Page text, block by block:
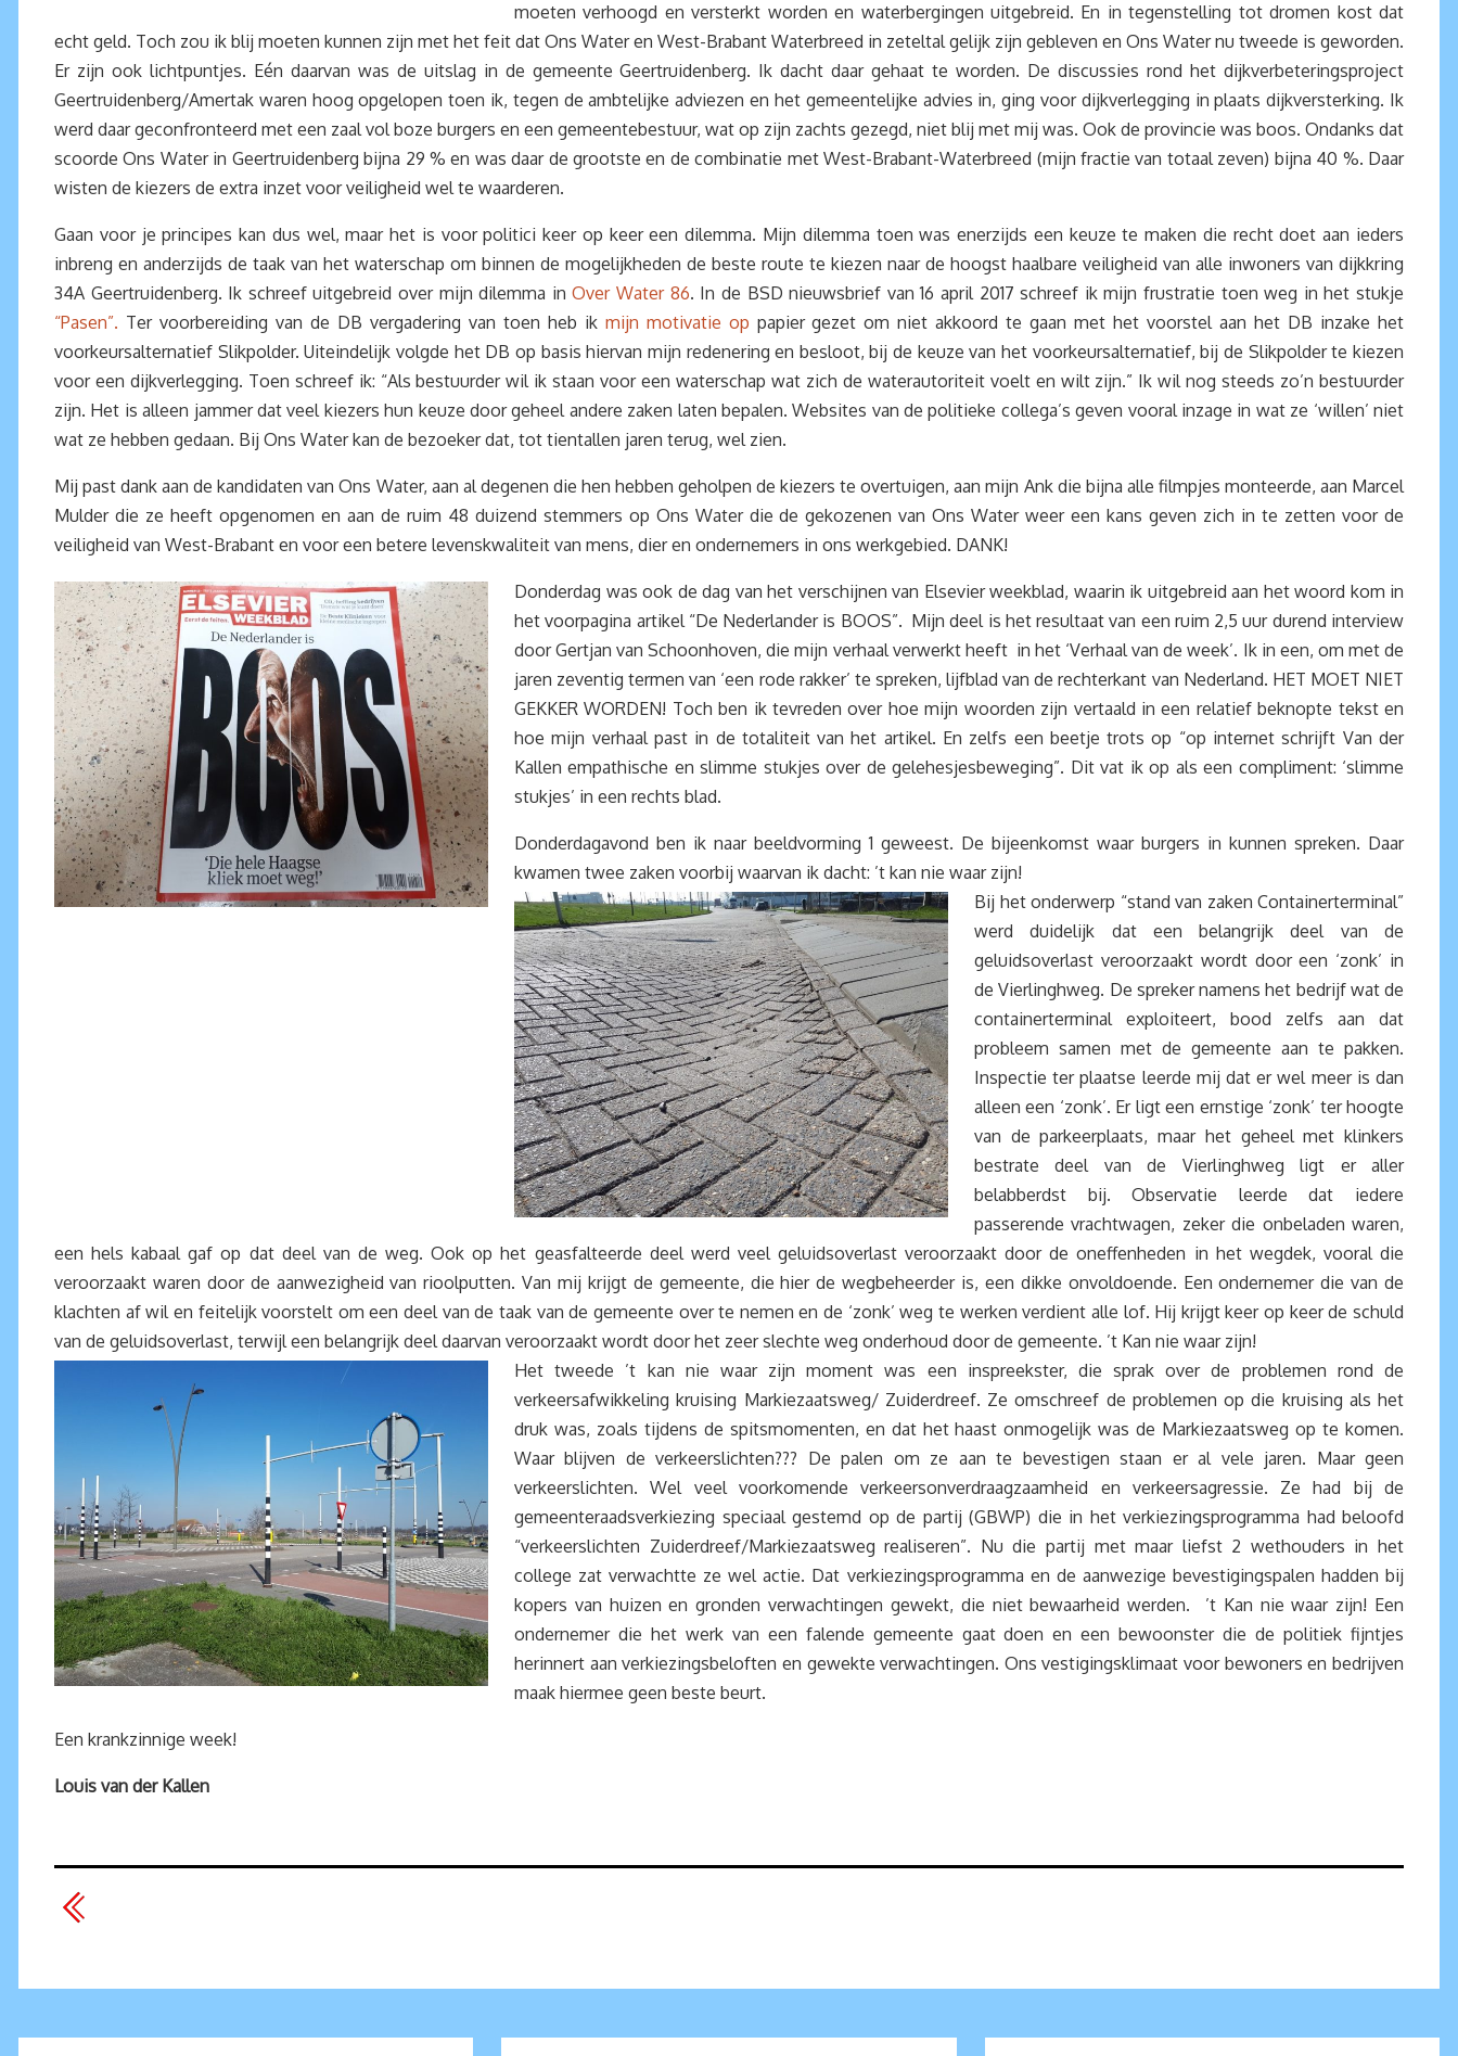
moeten verhoogd en versterkt worden en waterbergingen uitgebreid. En in tegenstelling tot dromen kost dat
echt geld. Toch zou ik blij moeten kunnen zijn met het feit dat Ons Water en West-Brabant Waterbreed in zeteltal gelijk zijn gebleven en Ons Water nu tweede is geworden.
Er zijn ook lichtpuntjes. Eén daarvan was de uitslag in de gemeente Geertruidenberg. Ik dacht daar gehaat te worden. De discussies rond het dijkverbeteringsproject
Geertruidenberg/Amertak waren hoog opgelopen toen ik, tegen de ambtelijke adviezen en het gemeentelijke advies in, ging voor dijkverlegging in plaats dijkversterking. Ik
werd daar geconfronteerd met een zaal vol boze burgers en een gemeentebestuur, wat op zijn zachts gezegd, niet blij met mij was. Ook de provincie was boos. Ondanks dat
scoorde Ons Water in Geertruidenberg bijna 29 % en was daar de grootste en de combinatie met West-Brabant-Waterbreed (mijn fractie van totaal zeven) bijna 40 %. Daar
wisten de kiezers de extra inzet voor veiligheid wel te waarderen.
Gaan voor je principes kan dus wel, maar het is voor politici keer op keer een dilemma. Mijn dilemma toen was enerzijds een keuze te maken die recht doet aan ieders
inbreng en anderzijds de taak van het waterschap om binnen de mogelijkheden de beste route te kiezen naar de hoogst haalbare veiligheid van alle inwoners van dijkkring
34A Geertruidenberg. Ik schreef uitgebreid over mijn dilemma inOver Water 86. In de BSD nieuwsbrief van 16 april 2017 schreef ik mijn frustratie toen weg in het stukje
“Pasen”. Ter voorbereiding van de DB vergadering van toen heb ikmijn motivatie op papier gezet om niet akkoord te gaan met het voorstel aan het DB inzake het
voorkeursalternatief Slikpolder. Uiteindelijk volgde het DB op basis hiervan mijn redenering en besloot, bij de keuze van het voorkeursalternatief, bij de Slikpolder te kiezen
voor een dijkverlegging. Toen schreef ik: “Als bestuurder wil ik staan voor een waterschap wat zich de waterautoriteit voelt en wilt zijn.” Ik wil nog steeds zo’n bestuurder
zijn. Het is alleen jammer dat veel kiezers hun keuze door geheel andere zaken laten bepalen. Websites van de politieke collega’s geven vooral inzage in wat ze ‘willen’ niet
wat ze hebben gedaan. Bij Ons Water kan de bezoeker dat, tot tientallen jaren terug, wel zien.
Mij past dank aan de kandidaten van Ons Water, aan al degenen die hen hebben geholpen de kiezers te overtuigen, aan mijn Ank die bijna alle filmpjes monteerde, aan Marcel
Mulder die ze heeft opgenomen en aan de ruim 48 duizend stemmers op Ons Water die de gekozenen van Ons Water weer een kans geven zich in te zetten voor de
veiligheid van West-Brabant en voor een betere levenskwaliteit van mens, dier en ondernemers in ons werkgebied. DANK!
Donderdag was ook de dag van het verschijnen van Elsevier weekblad, waarin ik uitgebreid aan het woord kom in
het voorpagina artikel “De Nederlander is BOOS”. Mijn deel is het resultaat van een ruim 2,5 uur durend interview
door Gertjan van Schoonhoven, die mijn verhaal verwerkt heeft in het ‘Verhaal van de week’. Ik in een, om met de
jaren zeventig termen van ‘een rode rakker’ te spreken, lijfblad van de rechterkant van Nederland. HET MOET NIET
GEKKER WORDEN! Toch ben ik tevreden over hoe mijn woorden zijn vertaald in een relatief beknopte tekst en
hoe mijn verhaal past in de totaliteit van het artikel. En zelfs een beetje trots op “op internet schrijft Van der
Kallen empathische en slimme stukjes over de gelehesjesbeweging”. Dit vat ik op als een compliment: ‘slimme
stukjes’ in een rechts blad.
Donderdagavond ben ik naar beeldvorming 1 geweest. De bijeenkomst waar burgers in kunnen spreken. Daar
kwamen twee zaken voorbij waarvan ik dacht: ’t kan nie waar zijn!
Bij het onderwerp “stand van zaken Containerterminal”
werd duidelijk dat een belangrijk deel van de
geluidsoverlast veroorzaakt wordt door een ‘zonk’ in
de Vierlinghweg. De spreker namens het bedrijf wat de
containerterminal exploiteert, bood zelfs aan dat
probleem samen met de gemeente aan te pakken.
Inspectie ter plaatse leerde mij dat er wel meer is dan
alleen een ‘zonk’. Er ligt een ernstige ‘zonk’ ter hoogte
van de parkeerplaats, maar het geheel met klinkers
bestrate deel van de Vierlinghweg ligt er aller
belabberdst bij. Observatie leerde dat iedere
passerende vrachtwagen, zeker die onbeladen waren,
een hels kabaal gaf op dat deel van de weg. Ook op het geasfalteerde deel werd veel geluidsoverlast veroorzaakt door de oneffenheden in het wegdek, vooral die
veroorzaakt waren door de aanwezigheid van rioolputten. Van mij krijgt de gemeente, die hier de wegbeheerder is, een dikke onvoldoende. Een ondernemer die van de
klachten af wil en feitelijk voorstelt om een deel van de taak van de gemeente over te nemen en de ‘zonk’ weg te werken verdient alle lof. Hij krijgt keer op keer de schuld
van de geluidsoverlast, terwijl een belangrijk deel daarvan veroorzaakt wordt door het zeer slechte weg onderhoud door de gemeente. ’t Kan nie waar zijn!
Het tweede ’t kan nie waar zijn moment was een inspreekster, die sprak over de problemen rond de
verkeersafwikkeling kruising Markiezaatsweg/ Zuiderdreef. Ze omschreef de problemen op die kruising als het
druk was, zoals tijdens de spitsmomenten, en dat het haast onmogelijk was de Markiezaatsweg op te komen.
Waar blijven de verkeerslichten??? De palen om ze aan te bevestigen staan er al vele jaren. Maar geen
verkeerslichten. Wel veel voorkomende verkeersonverdraagzaamheid en verkeersagressie. Ze had bij de
gemeenteraadsverkiezing speciaal gestemd op de partij (GBWP) die in het verkiezingsprogramma had beloofd
“verkeerslichten Zuiderdreef/Markiezaatsweg realiseren”. Nu die partij met maar liefst 2 wethouders in het
college zat verwachtte ze wel actie. Dat verkiezingsprogramma en de aanwezige bevestigingspalen hadden bij
kopers van huizen en gronden verwachtingen gewekt, die niet bewaarheid werden. ’t Kan nie waar zijn! Een
ondernemer die het werk van een falende gemeente gaat doen en een bewoonster die de politiek fijntjes
herinnert aan verkiezingsbeloften en gewekte verwachtingen. Ons vestigingsklimaat voor bewoners en bedrijven
maak hiermee geen beste beurt.
Een krankzinnige week!
Louis van der Kallen